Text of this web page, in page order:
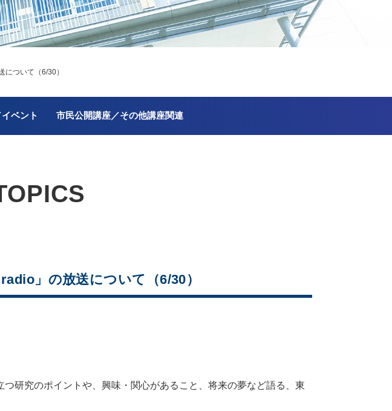
ついて（6/30）
ベント 市民公開講座／その他講座関連
」の放送について（6/30）
研究のポイントや、興味・関心があること、将来の夢など語る、東